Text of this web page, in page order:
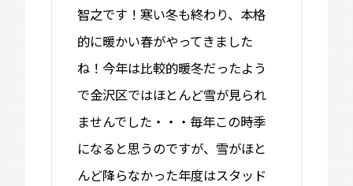
智之です！寒い冬も終わり、本格
的に暖かい春がやってきました
ね！今年は比較的暖冬だったよう
で金沢区ではほとんど雪が見られ
ませんでした・・・毎年この時季
になると思うのですが、雪がほと
んど降らなかった年度はスタッド